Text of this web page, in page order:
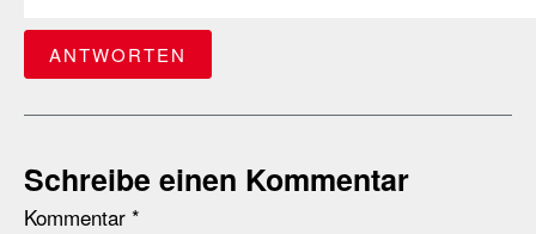
ANTWORTEN
Schreibe einen Kommentar
Kommentar *